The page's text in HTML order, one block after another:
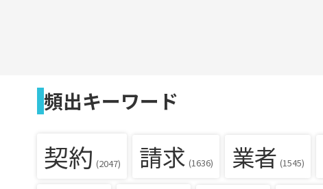
頻出キーワード
契約 (2047) 請求 (1636) 業者 (1545)